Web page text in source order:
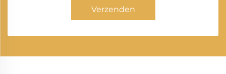
Verzenden